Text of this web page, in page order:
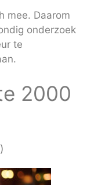
mee. Daarom
onderzoek
te
2000